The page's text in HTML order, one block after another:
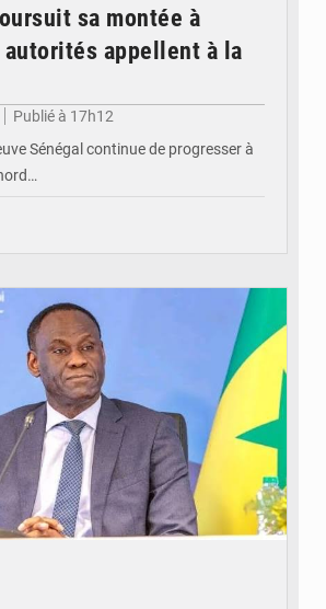
sa montée à
autorités appellent à la
Publié à 17h12
Sénégal continue de progresser à